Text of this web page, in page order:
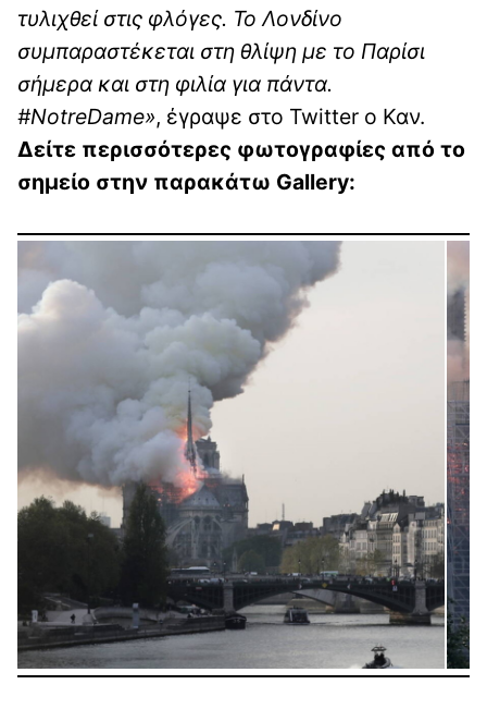
τυλιχθεί στις φλόγες. Το Λονδίνο
συμπαραστέκεται στη θλίψη με το Παρίσι
σήμερα και στη φιλία για πάντα.
#NotreDame», έγραψε στο Twitter ο Καν.
Δείτε περισσότερες φωτογραφίες από το
σημείο στην παρακάτω Gallery: